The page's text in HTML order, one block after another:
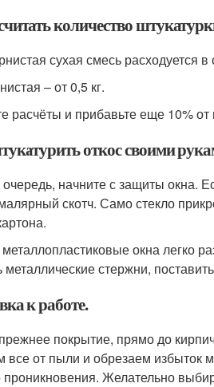
количество
сухая смесь расходуется
– от 0,5 кг.
расчёты и прибавьте еще 10% от
откос своими
начните с защиты окна.
скотч. Само стекло
окна легко
стержни,
к работе.
покрытие, прямо до
от пыли и обрезаем избыток
проникновения. Желательно